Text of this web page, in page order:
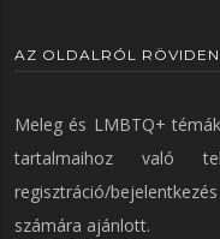
AZ OLDALRÓL
Meleg és LMBTQ+
tartalmaihoz való
regisztráció/
számára ajánlott.